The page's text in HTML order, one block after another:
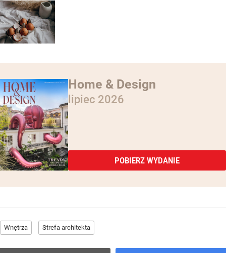
Home & Design
lipiec 2026
POBIERZ WYDANIE
Wnętrza Strefa architekta